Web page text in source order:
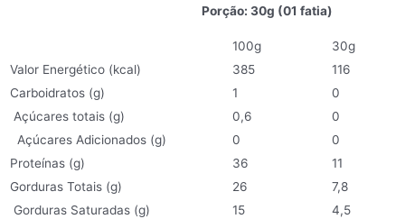
Porção: 30g (01 fatia)
100g
30g
Valor Energético (kcal)
385
116
Carboidratos (g)
1
0
Açúcares totais (g)
0,6
0
Açúcares Adicionados (g)
0
0
Proteínas (g)
36
11
Gorduras Totais (g)
26
7,8
Gorduras Saturadas (g)
15
4,5